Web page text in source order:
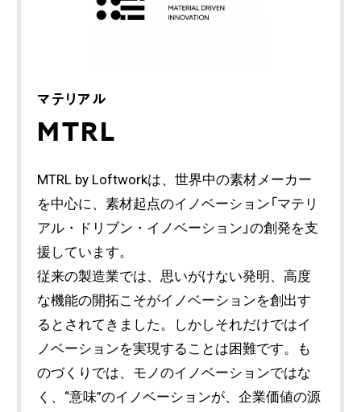
マテリアル
MTRL
MTRL by Loftworkは、世界中の素材メーカー
を中心に、素材起点のイノベーション「マテリ
アル・ドリブン・イノベーション」の創発を支
援しています。
従来の製造業では、思いがけない発明、高度
な機能の開拓こそがイノベーションを創出す
るとされてきました。しかしそれだけではイ
ノベーションを実現することは困難です。も
のづくりでは、モノのイノベーションではな
く、“意味”のイノベーションが、企業価値の源